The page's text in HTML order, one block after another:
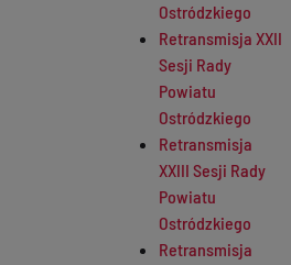
Ostródzkiego
Retransmisja XXII
Sesji Rady
Powiatu
Ostródzkiego
Retransmisja
XXIII Sesji Rady
Powiatu
Ostródzkiego
Retransmisja